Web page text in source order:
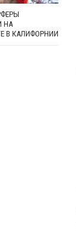
НА
В КАЛИФОРНИИ